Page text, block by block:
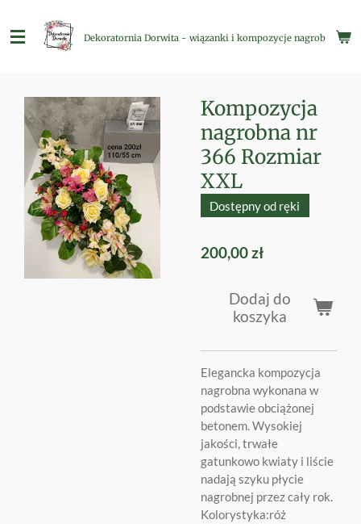
do
głównej
Dekoratornia Dorwita - wiązanki i kompozycje nagrobne
Kompozycja
nagrobna nr
366 Rozmiar
XXL
Dostępny od ręki
200,00 zł
Dodaj do
koszyka
Elegancka kompozycja
nagrobna wykonana w
podstawie obciążonej
betonem. Wysokiej
jakości, trwałe
gatunkowo kwiaty i liście
nadają szyku płycie
nagrobnej przez cały rok.
Kolorystyka:róż